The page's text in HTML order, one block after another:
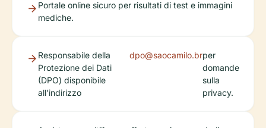
Portale online sicuro per risultati di test e immagini
mediche.
Responsabile della
Protezione dei Dati
(DPO) disponibile
all'indirizzo
dpo@saocamilo.brper
domande
sulla
privacy.